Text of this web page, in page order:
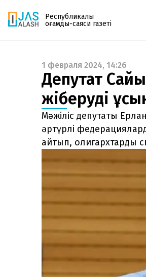
Республикалық
қоғамдық-саяси газеті
Газетке жазылу
PDF форматтағы газетті ай сайын
поштаңызға алып отырыңыз. Жаңа
шыққан сәтте сізге бірден жіберіледі.
енгізіңіз, біз қалғанын өзіміз жібереміз.
1 февраля 2024, 14:26
Депутат
жіберуді
Мәжіліс депутаты
әртүрлі
айтып, олигархтарды